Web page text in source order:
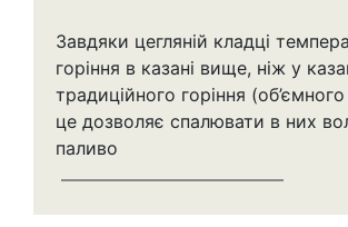
Завдяки цегляній кладці
горіння в казані вище, ніж у
традиційного горіння (об’ємного
це дозволяє спалювати в них
паливо